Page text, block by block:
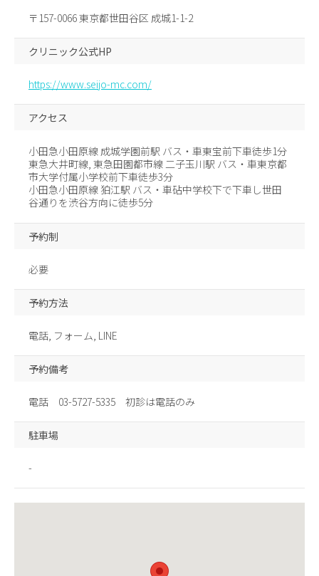
〒157-0066 東京都世田谷区 成城1-1-2
クリニック公式HP
https://www.seijo-mc.com/
アクセス
小田急小田原線 成城学園前駅 バス・車東宝前下車徒歩1分
東急大井町線, 東急田園都市線 二子玉川駅 バス・車東京都
市大学付属小学校前下車徒歩3分
小田急小田原線 狛江駅 バス・車砧中学校下で下車し世田
谷通りを渋谷方向に徒歩5分
予約制
必要
予約方法
電話, フォーム, LINE
予約備考
電話 03-5727-5335 初診は電話のみ
駐車場
-